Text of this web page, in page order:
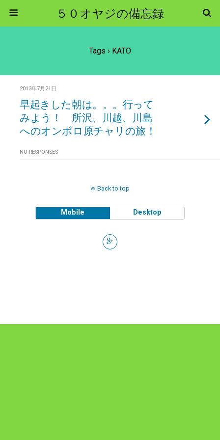
５０オヤジの備忘録
Tags › KATO
2013年7月21日
早起きした朝は。。。行って
みよう！ 所沢、川越、川島
へのオンボロ原チャリの旅！
NO RESPONSES
Back to top
Mobile Desktop